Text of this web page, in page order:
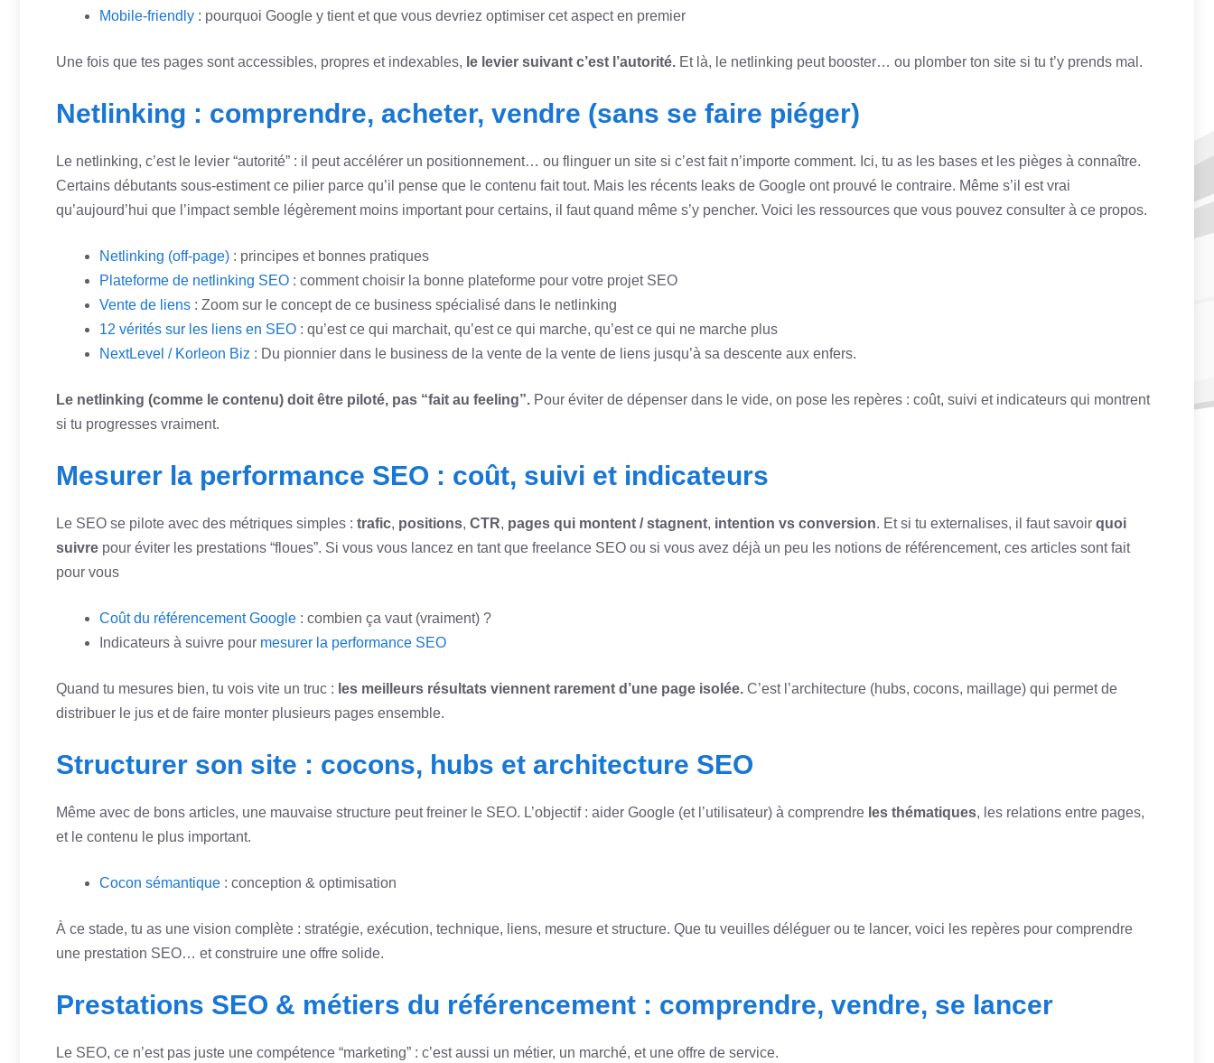
Mobile-friendly : pourquoi Google y tient et que vous devriez optimiser cet aspect en premier
Une fois que tes pages sont accessibles, propres et indexables, le levier suivant c’est l’autorité. Et là, le netlinking peut booster… ou plomber ton site si tu t’y prends mal.
Netlinking : comprendre, acheter, vendre (sans se faire piéger)
Le netlinking, c’est le levier “autorité” : il peut accélérer un positionnement… ou flinguer un site si c’est fait n’importe comment. Ici, tu as les bases et les pièges à connaître.
Certains débutants sous-estiment ce pilier parce qu’il pense que le contenu fait tout. Mais les récents leaks de Google ont prouvé le contraire. Même s’il est vrai
qu’aujourd’hui que l’impact semble légèrement moins important pour certains, il faut quand même s’y pencher. Voici les ressources que vous pouvez consulter à ce propos.
Netlinking (off-page) : principes et bonnes pratiques
Plateforme de netlinking SEO : comment choisir la bonne plateforme pour votre projet SEO
Vente de liens : Zoom sur le concept de ce business spécialisé dans le netlinking
12 vérités sur les liens en SEO : qu’est ce qui marchait, qu’est ce qui marche, qu’est ce qui ne marche plus
NextLevel / Korleon Biz : Du pionnier dans le business de la vente de la vente de liens jusqu’à sa descente aux enfers.
Le netlinking (comme le contenu) doit être piloté, pas “fait au feeling”. Pour éviter de dépenser dans le vide, on pose les repères : coût, suivi et indicateurs qui montrent
si tu progresses vraiment.
Mesurer la performance SEO : coût, suivi et indicateurs
Le SEO se pilote avec des métriques simples : trafic, positions, CTR, pages qui montent / stagnent, intention vs conversion. Et si tu externalises, il faut savoir quoi
suivre pour éviter les prestations “floues”. Si vous vous lancez en tant que freelance SEO ou si vous avez déjà un peu les notions de référencement, ces articles sont fait
pour vous
Coût du référencement Google : combien ça vaut (vraiment) ?
Indicateurs à suivre pour mesurer la performance SEO
Quand tu mesures bien, tu vois vite un truc : les meilleurs résultats viennent rarement d’une page isolée. C’est l’architecture (hubs, cocons, maillage) qui permet de
distribuer le jus et de faire monter plusieurs pages ensemble.
Structurer son site : cocons, hubs et architecture SEO
Même avec de bons articles, une mauvaise structure peut freiner le SEO. L’objectif : aider Google (et l’utilisateur) à comprendre les thématiques, les relations entre pages,
et le contenu le plus important.
Cocon sémantique : conception & optimisation
À ce stade, tu as une vision complète : stratégie, exécution, technique, liens, mesure et structure. Que tu veuilles déléguer ou te lancer, voici les repères pour comprendre
une prestation SEO… et construire une offre solide.
Prestations SEO & métiers du référencement : comprendre, vendre, se lancer
Le SEO, ce n’est pas juste une compétence “marketing” : c’est aussi un métier, un marché, et une offre de service.